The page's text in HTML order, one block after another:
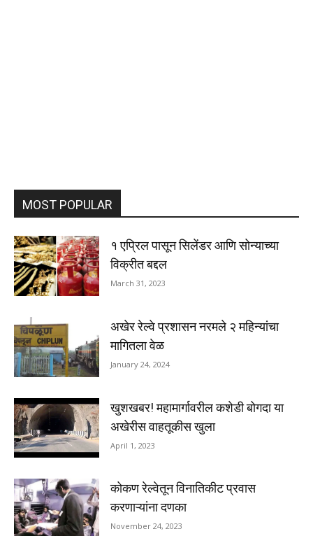
MOST POPULAR
१ एप्रिल पासून सिलेंडर आणि सोन्याच्या
विक्रीत बद्दल
March 31, 2023
अखेर रेल्वे प्रशासन नरमले २ महिन्यांचा
मागितला वेळ
January 24, 2024
खुशखबर! महामार्गावरील कशेडी बोगदा या
अखेरीस वाहतूकीस खुला
April 1, 2023
कोकण रेल्वेतून विनातिकीट प्रवास
करणाऱ्यांना दणका
November 24, 2023